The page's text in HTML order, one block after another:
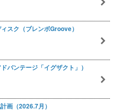
スク（ブレンボGroove）
バンテージ「イグザクト」）
画（2026.7月）